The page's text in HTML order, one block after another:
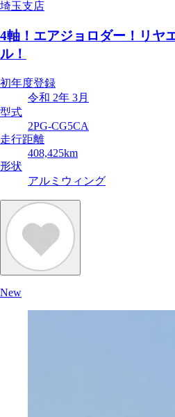
埼玉支店
4軸！エアジョロダー！リヤ
ル！
初年度登録
令和 2年 3月
型式
2PG-CG5CA
走行距離
408,425km
形状
アルミウィング
New